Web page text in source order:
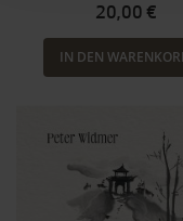
20,00 €
IN DEN